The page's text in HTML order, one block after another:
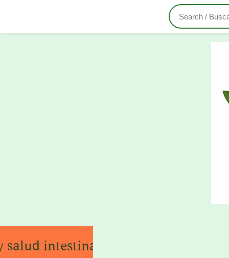
salud intestinal